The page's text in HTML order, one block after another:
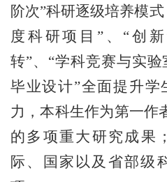
阶次”科研逐级培养模
度科研项目 ”、 “创
转”、 “学科竞赛与实验
毕业设计”全面提升学
力，本科生作为第一作
的多项重大研究成果
际、国家以及省部级